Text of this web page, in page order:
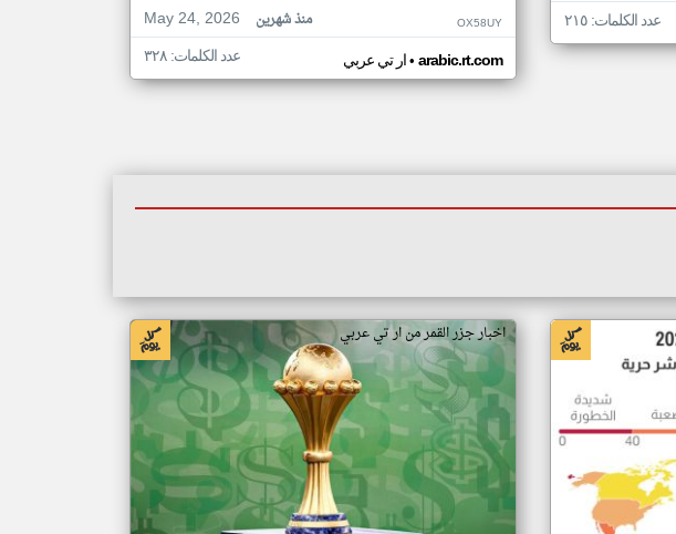
عدد الكلمات: ٢١٥
May 24, 2026
منذ شهرين OX58UY
ار تي عربي• arabic.rt.com عدد الكلمات: ٣٢٨
اخبار جزر القمر من ار تي عربي